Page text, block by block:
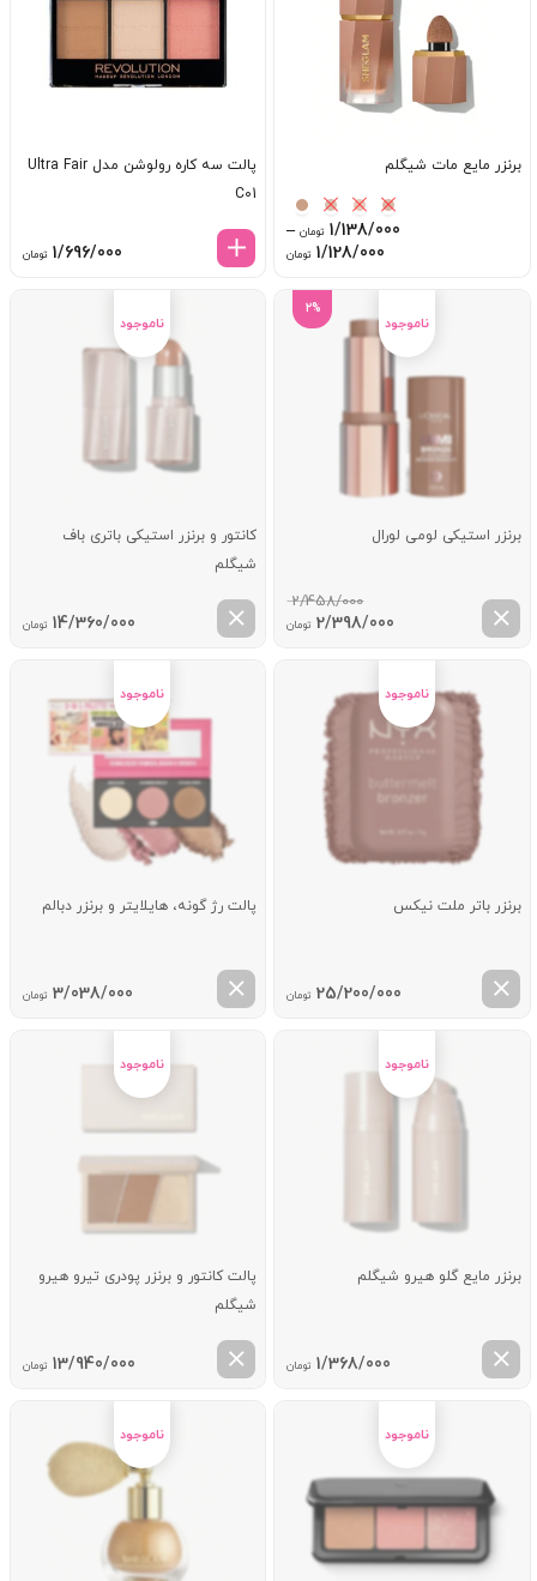
برنزر مایع مات شیگلم
1/138/000 تومان –
1/128/000 تومانPrice
range:
پالت سه کاره رولوشن مدل Ultra Fair
C01
1/696/000 تومان
2%
برنزر استیکی لومی لورال
2/458/000
قیمت
بود.
2/398/000 تومانقیمت
فعلی:
کانتور و برنزر استیکی باتری باف
شیگلم
14/360/000 تومان
برنزر باتر ملت نیکس
25/200/000 تومان
پالت رژ گونه، هایلایتر و برنزر دبالم
3/038/000 تومان
برنزر مایع گلو هیرو شیگلم
1/368/000 تومان
پالت کانتور و برنزر پودری تیرو هیرو
شیگلم
13/940/000 تومان